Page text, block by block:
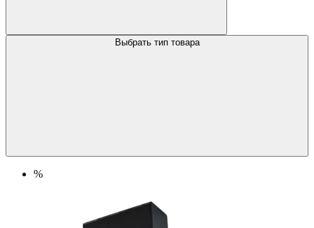
Выбрать тип товара
%